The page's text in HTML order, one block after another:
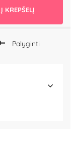
Į KREPŠELĮ
Palyginti